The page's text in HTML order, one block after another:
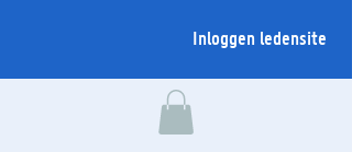
Inloggen ledensite